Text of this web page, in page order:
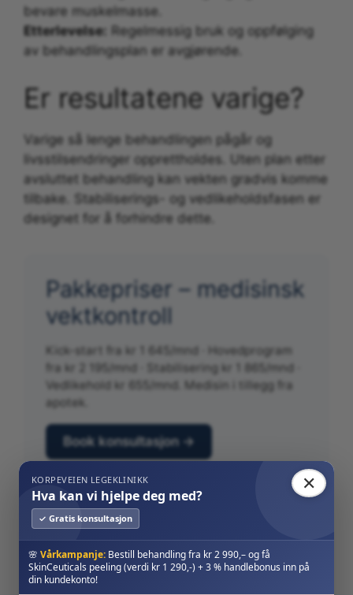
bevare muskelmasse.
Etterlevelse:
Regelmessig bruk og oppfølging
av behandlingsplan er avgjørende.
Er resultatene varige?
Varige så lenge behandlingen pågår og
livsstilsendringer opprettholdes. Uten plan etter
avsluttet behandling kan vekten gradvis komme
tilbake. Stabiliserings- og vedlikeholdsfasen er
designet for å forhindre dette.
Pakkepriser – medisinsk
vektkontroll
Kick-start fra kr 1 645/mnd · Hovedprogram
fra kr 2 195/mnd · Stabilisering kr 1 865/mnd ·
Vedlikehold kr 655/mnd. Medisin i tillegg fra
apotek.
Book konsultasjon →
Start din vektreise i dag. Book
konsultasjon.
✕
KORPEVEIEN LEGEKLINIKK
Hva kan vi hjelpe deg med?
✓ Gratis konsultasjon
🌸 Vårkampanje: Bestill behandling fra kr 2 990,– og få
SkinCeuticals peeling (verdi kr 1 290,-) + 3 % handlebonus inn på
din kundekonto!